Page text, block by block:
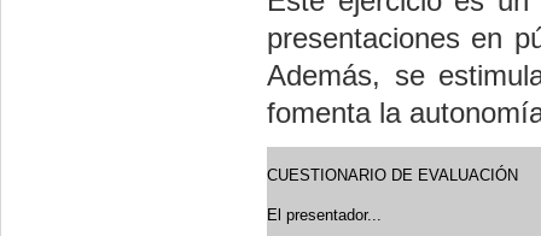
presentaciones en
Además, se
fomenta la
CUESTIONARIO DE EVALUACIÓN
El presentador...